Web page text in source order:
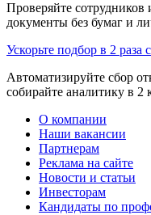
Проверяйте
документы без бумаг и
Ускорьте подбор в 2 раза
Автоматизируйте сбор
собирайте аналитику в 2
О компании
Наши вакансии
Партнерам
Реклама на сайте
Новости и статьи
Инвесторам
Кандидаты по